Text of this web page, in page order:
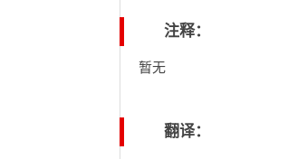
注释：
暂无
翻译：